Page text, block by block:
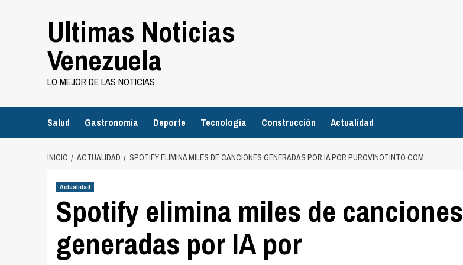
Ultimas Noticias
Venezuela
LO MEJOR DE LAS NOTICIAS
Salud Gastronomía Deporte Tecnología Construcción Actualidad
INICIO ACTUALIDAD SPOTIFY ELIMINA MILES DE CANCIONES GENERADAS POR IA POR PUROVINOTINTO.COM
Actualidad
Spotify elimina miles de canciones
generadas por IA por